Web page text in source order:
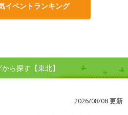
イベントランキング
ら探す【東北】
2026/08/08 更新